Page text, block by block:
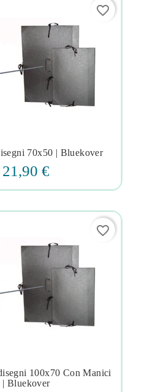

70x50 | Bluekover
21,90 €
favorite_border
 
100x70 Con Manici
| Bluekover
favorite_border